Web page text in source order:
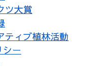
ツ大賞
ティブ植林活動
シー